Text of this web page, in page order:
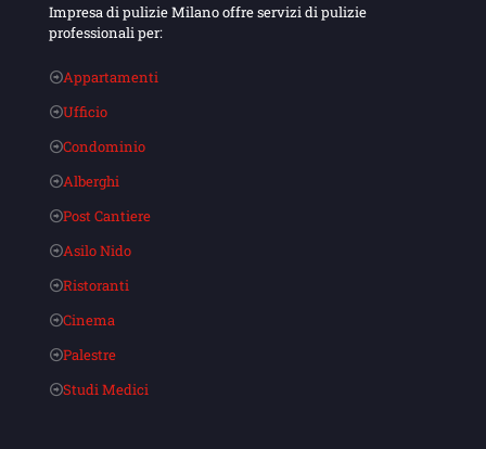
Impresa di pulizie Milano offre servizi di pulizie
professionali per:
Appartamenti
Ufficio
Condominio
Alberghi
Post Cantiere
Asilo Nido
Ristoranti
Cinema
Palestre
Studi Medici